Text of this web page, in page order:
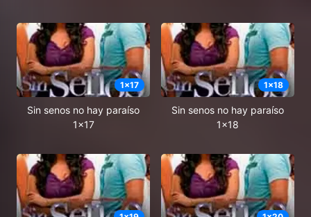
1x17
Sin senos no hay paraíso
1x17
1x18
Sin senos no hay paraíso
1x18